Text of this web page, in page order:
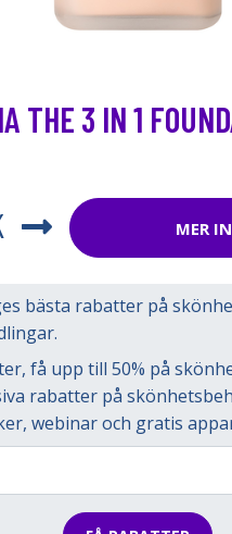
THE 3 IN 1
MER
bästa rabatter på
få upp till 50% på
rabatter på
webinar och gratis